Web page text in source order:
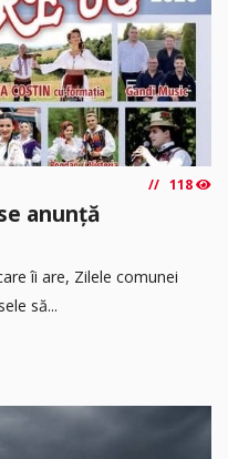
118
anunță
îi are, Zilele comunei
să...